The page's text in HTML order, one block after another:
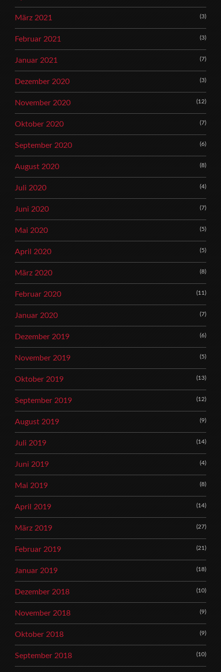
März 2021 (3)
Februar 2021 (3)
Januar 2021 (7)
Dezember 2020 (3)
November 2020 (12)
Oktober 2020 (7)
September 2020 (6)
August 2020 (8)
Juli 2020 (4)
Juni 2020 (7)
Mai 2020 (5)
April 2020 (5)
März 2020 (8)
Februar 2020 (11)
Januar 2020 (7)
Dezember 2019 (6)
November 2019 (5)
Oktober 2019 (13)
September 2019 (12)
August 2019 (9)
Juli 2019 (14)
Juni 2019 (4)
Mai 2019 (8)
April 2019 (14)
März 2019 (27)
Februar 2019 (21)
Januar 2019 (18)
Dezember 2018 (10)
November 2018 (9)
Oktober 2018 (9)
September 2018 (10)